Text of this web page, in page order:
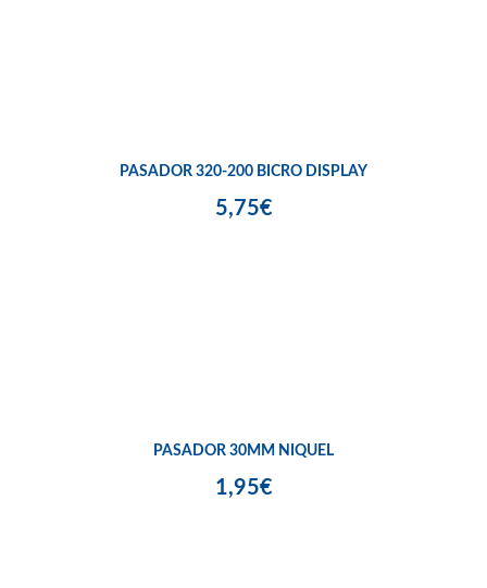
PASADOR 320-200 BICRO DISPLAY
5,75€
PASADOR 30MM NIQUEL
1,95€